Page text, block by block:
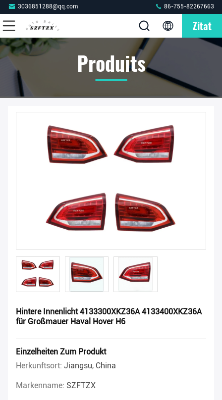
3036851288@qq.com 86-755-82267663
Zitat
Produits
Hintere Innenlicht 4133300XKZ36A 4133400XKZ36A
für Großmauer Haval Hover H6
Einzelheiten Zum Produkt
Herkunftsort: Jiangsu, China
Markenname: SZFTZX